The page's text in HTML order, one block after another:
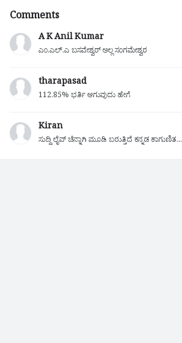
Comments
A K Anil Kumar
ಎಂ.ಎಲ್.ಎ ಬಸವೇಶ್ವರ್ ಅಲ್ಲ ಸಂಗಮೇಶ್ವರ
tharapasad
112.85% ಭರ್ತಿ ಆಗುವುದು ಹೇಗೆ
Kiran
ಸುದ್ದಿ ಲೈವ್ ಚೆನ್ನಾಗಿ ಮೂಡಿ ಬರುತ್ತಿದೆ ಕನ್ನಡ ಕಾಗುಣಿತ...